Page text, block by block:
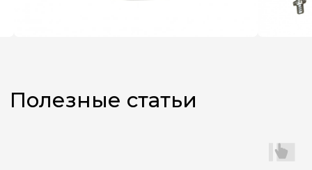
Оставьте заявку, и наш
менеджер поможет вам